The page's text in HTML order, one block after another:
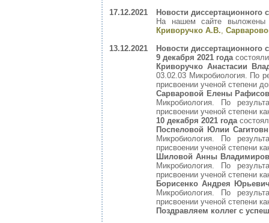
17.12.2021
Новости диссертационного
На нашем сайте выложены
Криворучко А.В.,
13.12.2021
Новости диссертационного
9 декабря 2021 года
Криворучко Анастасии
03.02.03 Микробиология. По
присвоении ученой степени
Сарваровой Елены
Микробиология. По
присвоении ученой степени
10 декабря 2021 года
Поспеловой Юлии
Микробиология. По
присвоении ученой степени
Шиловой Анны
Микробиология. По
присвоении ученой степени
Борисенко Андрея
Микробиология. По
присвоении ученой степени
Поздравляем коллег с